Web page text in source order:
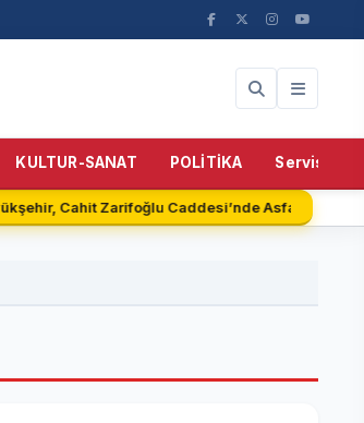
KULTUR-SANAT POLİTİKA Servisler
Cahit Zarifoğlu Caddesi’nde Asfalt